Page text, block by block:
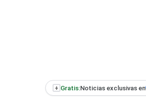
+ Gratis:Noticias exclusivas en